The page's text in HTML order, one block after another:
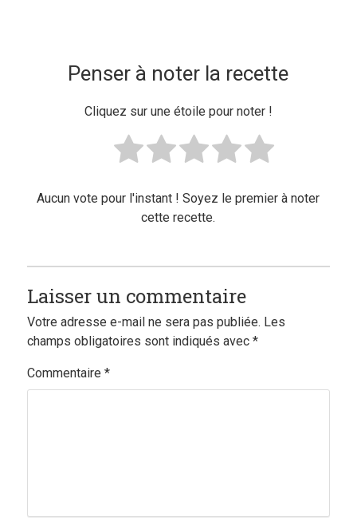
Penser à noter la recette
Cliquez sur une étoile pour noter !
Aucun vote pour l'instant ! Soyez le premier à noter
cette recette.
Laisser un commentaire
Votre adresse e-mail ne sera pas publiée. Les
champs obligatoires sont indiqués avec *
Commentaire *